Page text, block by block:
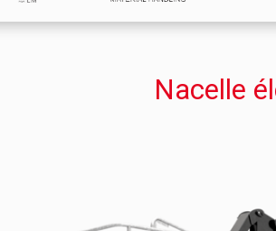
Nacelle